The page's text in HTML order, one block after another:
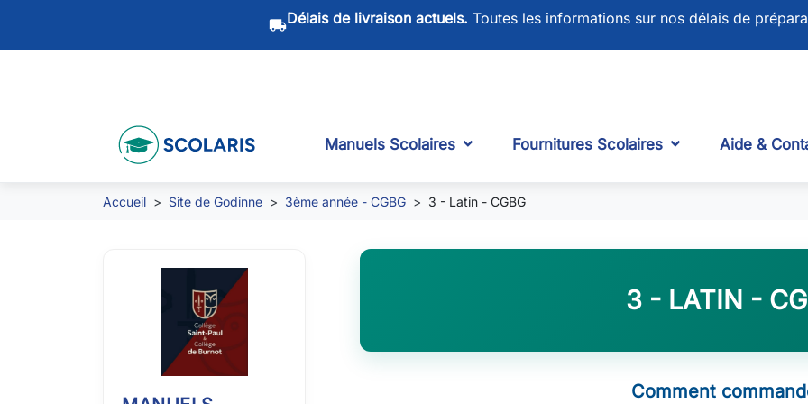
local_shippingDélais de livraison actuels. Toutes les informations sur nos délais de
Manuels Scolaires Fournitures Scolaires Aide &
Accueil Site de Godinne 3ème année - CGBG 3 - Latin - CGBG
3 - LATIN -
Comment